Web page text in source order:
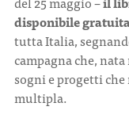
disponibile
tutta Italia,
campagna che,
sogni e progetti
multipla.